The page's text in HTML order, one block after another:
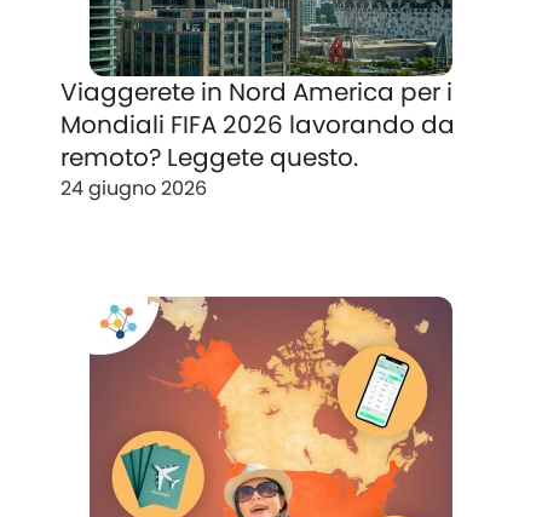
Viaggerete in Nord America per i
Mondiali FIFA 2026 lavorando da
remoto? Leggete questo.
24 giugno 2026